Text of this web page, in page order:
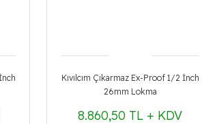
Kıvılcım Çıkarmaz Ex-Proof 1/2 İnch
26mm Lokma
8.860,50 TL + KDV